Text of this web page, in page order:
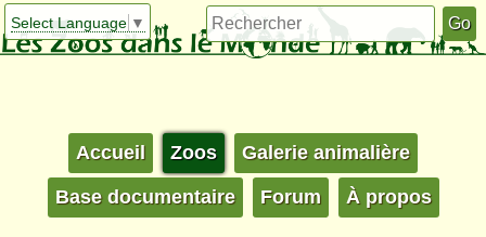
Select Language ▼
Accueil Zoos Galerie animalière
Base documentaire Forum À propos